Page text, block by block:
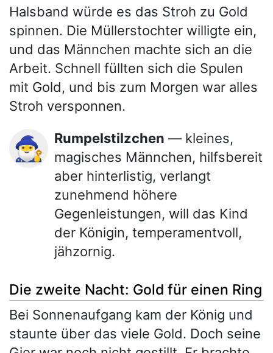
Halsband würde es das Stroh zu Gold
spinnen. Die Müllerstochter willigte ein,
und das Männchen machte sich an die
Arbeit. Schnell füllten sich die Spulen
mit Gold, und bis zum Morgen war alles
Stroh versponnen.
🧙‍♂️ Rumpelstilzchen — kleines,
magisches Männchen, hilfsbereit
aber hinterlistig, verlangt
zunehmend höhere
Gegenleistungen, will das Kind
der Königin, temperamentvoll,
jähzornig.
Die zweite Nacht: Gold für einen Ring
Bei Sonnenaufgang kam der König und
staunte über das viele Gold. Doch seine